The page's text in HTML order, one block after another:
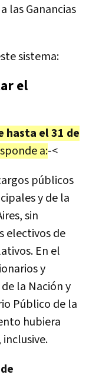
las Ganancias
sistema:
el
hasta el 31 de
a:-<
públicos
y de la
sin
electivos de
En el
y
la Nación y
Público de la
hubiera